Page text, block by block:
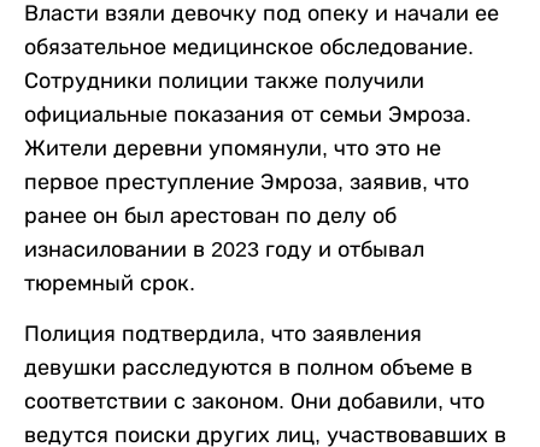
Власти взяли девочку под опеку и начали ее
обязательное медицинское обследование.
Сотрудники полиции также получили
официальные показания от семьи Эмроза.
Жители деревни упомянули, что это не
первое преступление Эмроза, заявив, что
ранее он был арестован по делу об
изнасиловании в 2023 году и отбывал
тюремный срок.
Полиция подтвердила, что заявления
девушки расследуются в полном объеме в
соответствии с законом. Они добавили, что
ведутся поиски других лиц, участвовавших в